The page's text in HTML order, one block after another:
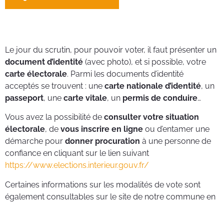
Le jour du scrutin, pour pouvoir voter, il faut présenter un
document d’identité (avec photo), et si possible, votre
carte électorale. Parmi les documents d’identité
acceptés se trouvent : une carte nationale d’identité, un
passeport, une carte vitale, un permis de conduire…
Vous avez la possibilité de consulter votre situation
électorale, de vous inscrire en ligne ou d’entamer une
démarche pour donner procuration à une personne de
confiance en cliquant sur le lien suivant
https://www.elections.interieur.gouv.fr/
Certaines informations sur les modalités de vote sont
également consultables sur le site de notre commune en